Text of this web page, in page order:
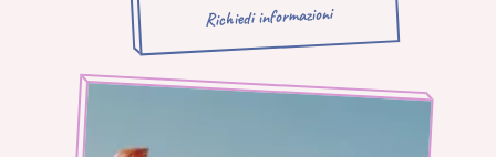
Richiedi informazioni